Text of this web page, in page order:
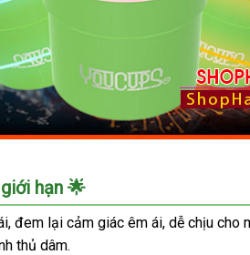
hạn 🌟
đem lại cảm giác êm ái, dễ chịu
thủ dâm.